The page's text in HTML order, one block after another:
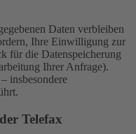
Daten verbleiben
Ihre Einwilligung zur
für die Datenspeicherung
Ihrer Anfrage).
insbesondere
Telefax